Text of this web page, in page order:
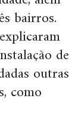
bairros.
de
outras
como